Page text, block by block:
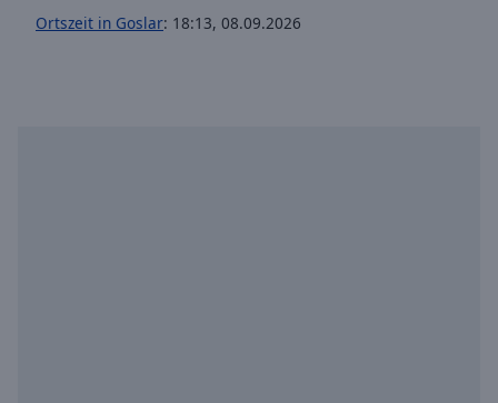
Ortszeit in Goslar: 18:13, 08.09.2026